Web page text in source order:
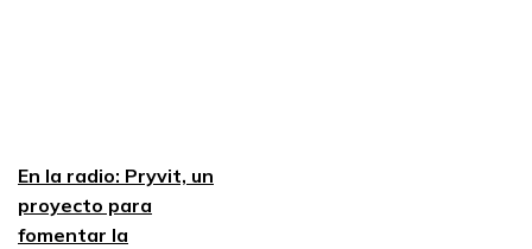
En la radio: Pryvit, un
proyecto para
fomentar la